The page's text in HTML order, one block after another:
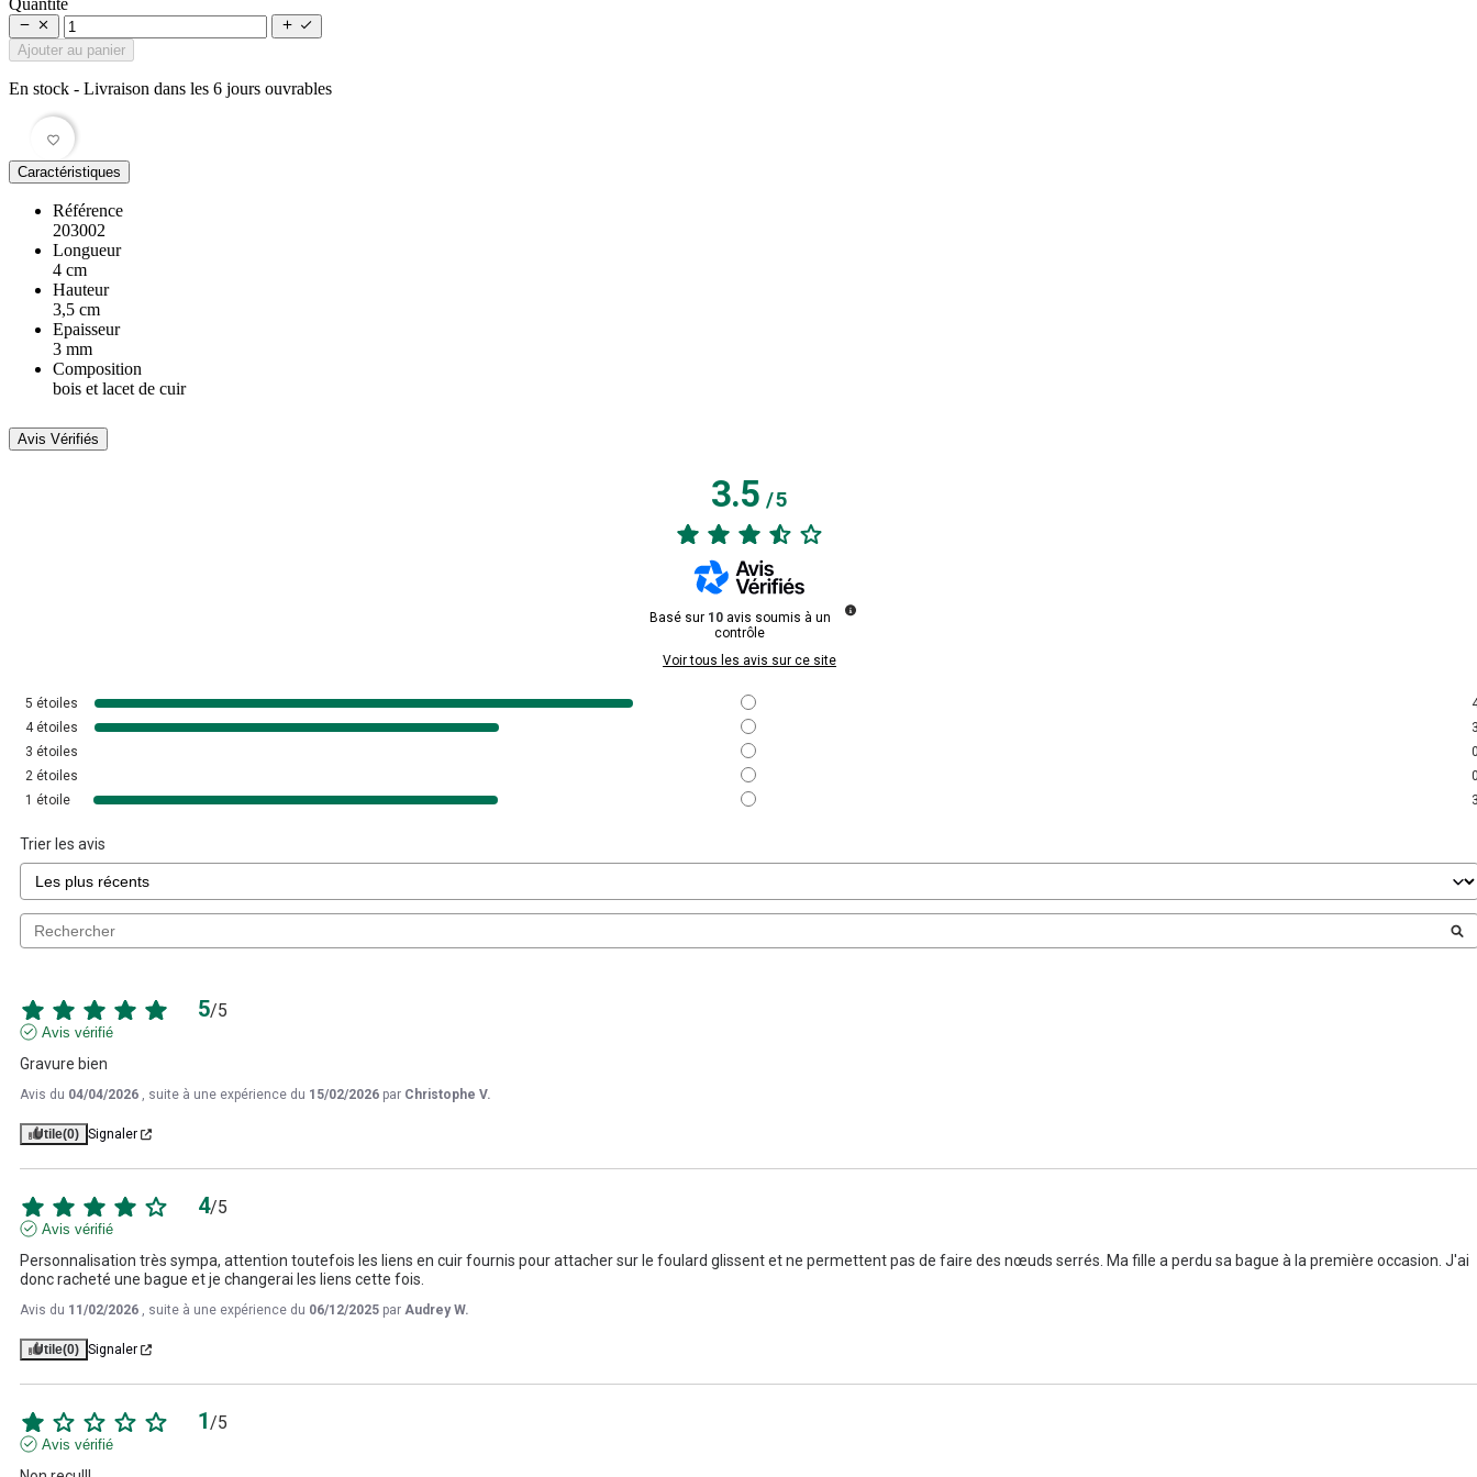
Quantité
   
Ajouter au panier
En stock - Livraison dans les 6 jours ouvrables
favorite_border
Caractéristiques
Référence
203002
Longueur
4 cm
Hauteur
3,5 cm
Epaisseur
3 mm
Composition
bois et lacet de cuir
Avis Vérifiés
3.5/5
Basé sur 10 avis soumis à un
contrôle
Voir tous les avis sur ce site
5 étoiles
4 étoiles
3 étoiles
2 étoiles
1 étoile
Trier les avis
5/5
Avis vérifié
Gravure bien
Avis du 04/04/2026 , suite à une expérience du 15/02/2026 par Christophe V.
Utile(0) Signaler
4/5
Avis vérifié
Personnalisation très sympa, attention toutefois les liens en cuir fournis pour attacher sur le foulard glissent et ne permettent pas de faire des nœuds serrés. Ma fille a perdu sa bague à la première occasion. J'ai
donc racheté une bague et je changerai les liens cette fois.
Avis du 11/02/2026 , suite à une expérience du 06/12/2025 par Audrey W.
Utile(0) Signaler
1/5
Avis vérifié